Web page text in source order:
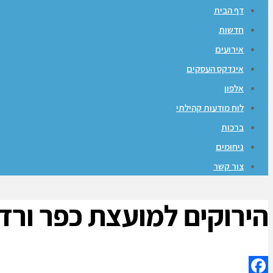
דף הבית
חדשות
אירועים
אינדקס העסקים
אלפון
לוח מודעות קהילתי
ברכות
ניחומים
צור קשר
הירוקים למועצת כפר